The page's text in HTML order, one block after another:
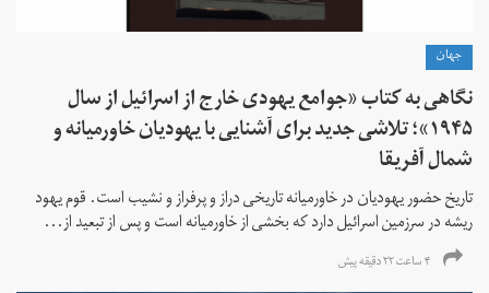
جهان
نگاهی به کتاب «جوامع یهودی خارج از اسرائیل از سال
۱۹۴۵»؛ تلاشی جدید برای آشنایی با یهودیان خاورمیانه و
شمال آفریقا
تاریخ حضور یهودیان در خاورمیانه تاریخی دراز و پرفراز و نشیب است. قوم یهود
ریشه در سرزمین اسرائیل دارد که بخشی از خاورمیانه است و پس از تبعید از...
۴ ساعت ۲۲ دقیقه پیش